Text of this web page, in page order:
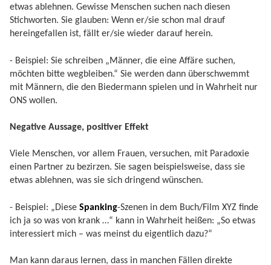
etwas ablehnen. Gewisse Menschen suchen nach diesen
Stichworten. Sie glauben: Wenn er/sie schon mal drauf
hereingefallen ist, fällt er/sie wieder darauf herein.
- Beispiel: Sie schreiben „Männer, die eine Affäre suchen,
möchten bitte wegbleiben.“ Sie werden dann überschwemmt
mit Männern, die den Biedermann spielen und in Wahrheit nur
ONS wollen.
Negative Aussage, positiver Effekt
Viele Menschen, vor allem Frauen, versuchen, mit Paradoxie
einen Partner zu bezirzen. Sie sagen beispielsweise, dass sie
etwas ablehnen, was sie sich dringend wünschen.
- Beispiel: „Diese Spanking-Szenen in dem Buch/Film XYZ finde
ich ja so was von krank …“ kann in Wahrheit heißen: „So etwas
interessiert mich – was meinst du eigentlich dazu?“
Man kann daraus lernen, dass in manchen Fällen direkte